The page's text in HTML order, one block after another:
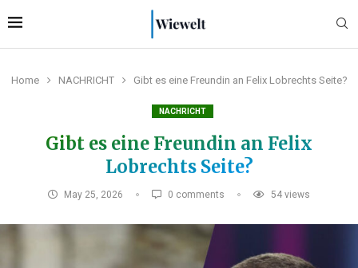
Home NACHRICHT Gibt es eine Freundin an Felix Lobrechts Seite?
NACHRICHT
Gibt es eine Freundin an Felix
Lobrechts Seite?
May 25, 2026 0 comments 54 views